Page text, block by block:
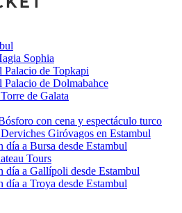
Sophia
Palacio de Topkapi
Palacio de Dolmabahce
de Galata
con cena y espectáculo turco
Giróvagos en Estambul
día a Bursa desde Estambul
Tours
día a Gallípoli desde Estambul
día a Troya desde Estambul